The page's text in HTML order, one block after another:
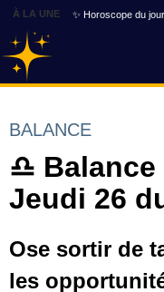
À LA UNE ✨ Horoscope du jour
BALANCE
♎
Jeudi 26
Ose sortir de
les